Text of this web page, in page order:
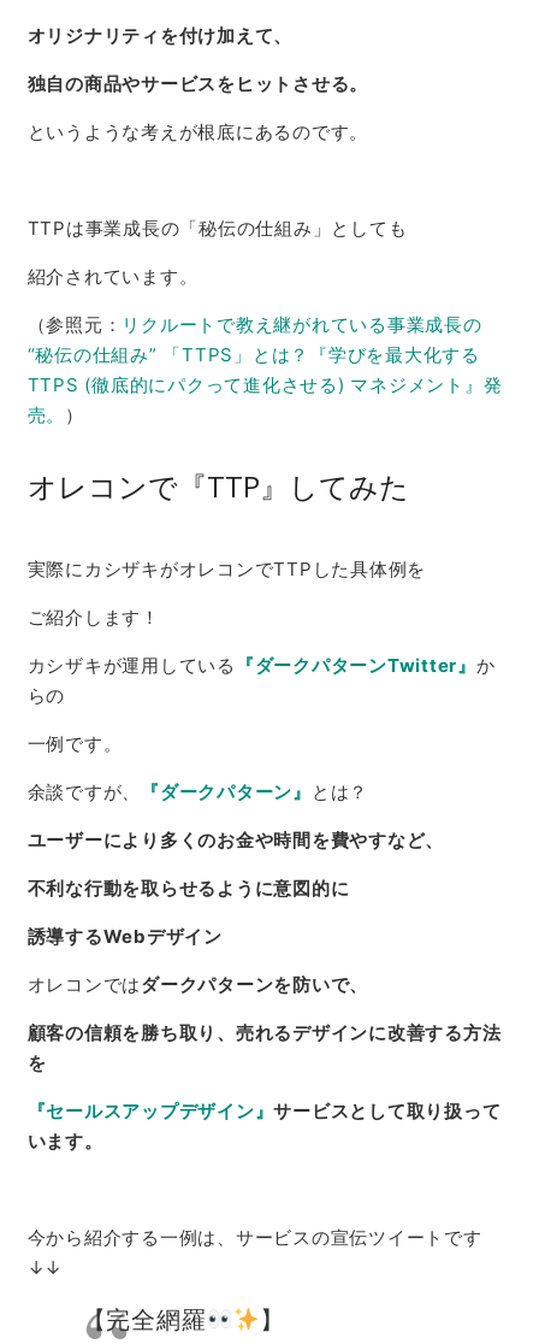
オリジナリティを付け加えて、
独自の商品やサービスをヒットさせる。
というような考えが根底にあるのです。
TTPは事業成長の「秘伝の仕組み」としても
紹介されています。
（参照元： リクルートで教え継がれている事業成長の
“秘伝の仕組み” 「TTPS」とは？『学びを最大化する
TTPS (徹底的にパクって進化させる) マネジメント』発
売。
）
オレコンで『TTP』してみた
実際にカシザキがオレコンでTTPした具体例を
ご紹介します！
カシザキが運用している 『ダークパターンTwitter』 か
らの
一例です。
余談ですが、 『ダークパターン』 とは？
ユーザーにより多くのお金や時間を費やすなど、
不利な行動を取らせるように意図的に
誘導するWebデザイン
オレコンではダークパターンを防いで、
顧客の信頼を勝ち取り、売れるデザインに改善する方法
を
『セールスアップデザイン』サービスとして取り扱って
います。
今から紹介する一例は、サービスの宣伝ツイートです
↓↓
【完全網羅
】